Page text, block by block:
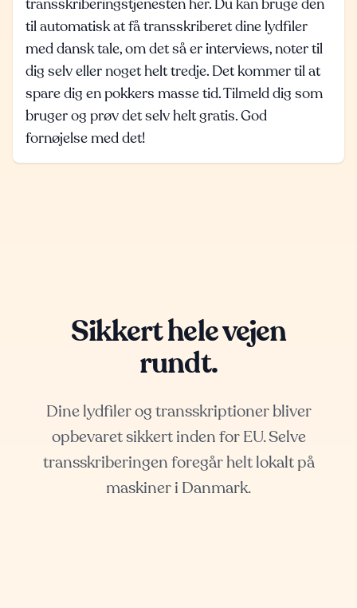
transskriberingstjenesten her. Du kan bruge den
til automatisk at få transskriberet dine lydfiler
med dansk tale, om det så er interviews, noter til
dig selv eller noget helt tredje. Det kommer til at
spare dig en pokkers masse tid.Tilmeld dig som
bruger og prøv det selv helt gratis. God
fornøjelse med det!
Sikkert hele vejen
rundt.
Dine lydfiler og transskriptioner bliver
opbevaret sikkert inden for EU. Selve
transskriberingen foregår helt lokalt på
maskiner i Danmark.